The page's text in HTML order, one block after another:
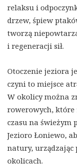
relaksu i
drzew, śpiew
tworzą
i regeneracji sił.
Otoczenie jeziora
czyni to miejsce
W okolicy można
rowerowych, które
czasu na świeżym
Jezioro Łoniewo,
natury,
okolicach.